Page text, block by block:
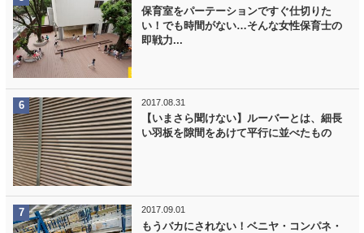
保育室をパーテーションですぐ仕切りた
い！でも時間がない…そんな女性保育士の
即戦力...
2017.08.31
【いまさら聞けない】ルーバーとは、細長
い羽板を隙間をあけて平行に並べたもの
2017.09.01
もうバカにされない！ベニヤ・コンパネ・